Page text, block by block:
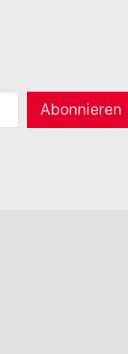
Abonnieren